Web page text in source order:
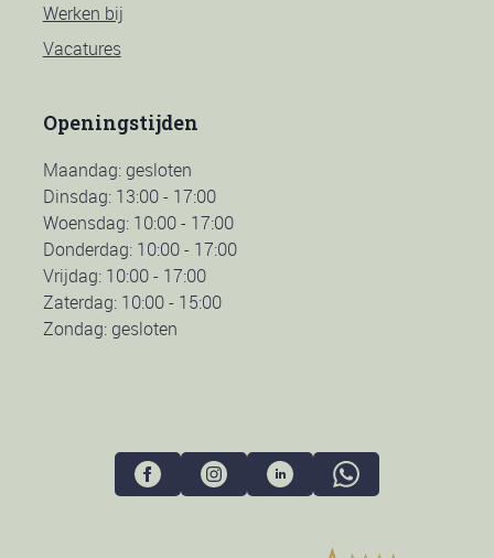
Werken bij
Vacatures
Openingstijden
Maandag: gesloten
Dinsdag: 13:00 - 17:00
Woensdag: 10:00 - 17:00
Donderdag: 10:00 - 17:00
Vrijdag: 10:00 - 17:00
Zaterdag: 10:00 - 15:00
Zondag: gesloten